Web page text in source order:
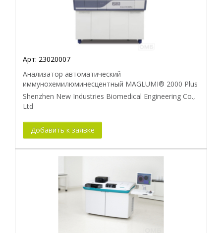
Арт: 23020007
Анализатор автоматический
иммунохемилюминесцентный MAGLUMI® 2000 Plus
Shenzhen New Industries Biomedical Engineering Co.,
Ltd
Добавить к заявке